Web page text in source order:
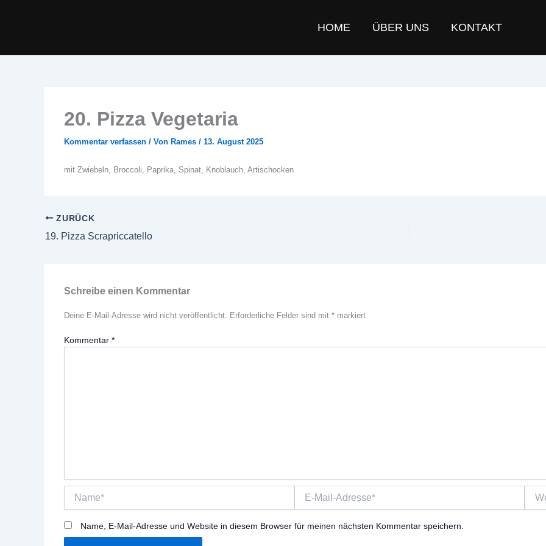
HOME ÜBER UNS KONTAKT
20. Pizza Vegetaria
Kommentar verfassen / Von Rames / 13. August 2025
mit Zwiebeln, Broccoli, Paprika, Spinat, Knoblauch, Artischocken
ZURÜCK
19. Pizza Scrapriccatello
Schreibe einen Kommentar
Deine E-Mail-Adresse wird nicht veröffentlicht. Erforderliche Felder sind mit *markiert
Kommentar *
Mail-
Name, E-Mail-Adresse und Website in diesem Browser für meinen nächsten Kommentar speichern.